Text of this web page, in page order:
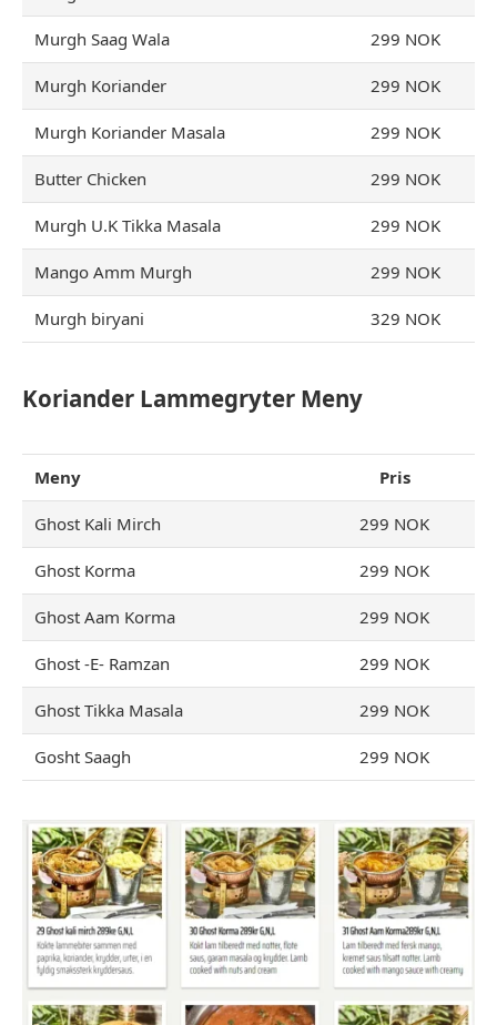
Murgh Saag Wala 299 NOK
Murgh Koriander 299 NOK
Murgh Koriander Masala 299 NOK
Butter Chicken 299 NOK
Murgh U.K Tikka Masala 299 NOK
Mango Amm Murgh 299 NOK
Murgh biryani 329 NOK
Koriander Lammegryter Meny
Meny Pris
Ghost Kali Mirch 299 NOK
Ghost Korma 299 NOK
Ghost Aam Korma 299 NOK
Ghost -E- Ramzan 299 NOK
Ghost Tikka Masala 299 NOK
Gosht Saagh 299 NOK